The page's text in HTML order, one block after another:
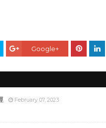
Google+
February 07, 2023